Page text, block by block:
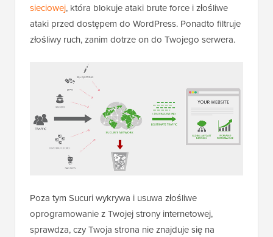
sieciowej, która blokuje ataki brute force i złośliwe
ataki przed dostępem do WordPress. Ponadto filtruje
złośliwy ruch, zanim dotrze on do Twojego serwera.
Poza tym Sucuri wykrywa i usuwa złośliwe
oprogramowanie z Twojej strony internetowej,
sprawdza, czy Twoja strona nie znajduje się na